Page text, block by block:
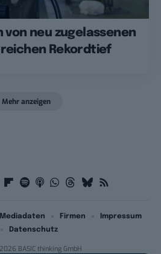
von neu zugelassenen
Rekordtief
Mehr anzeigen
BASIC thinking GmbH
Mediadaten Firmen
Impressum
Datenschutz